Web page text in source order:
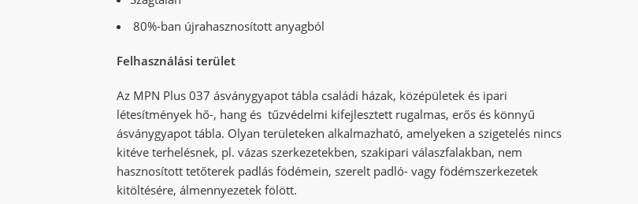
80%-ban újrahasznosított anyagból
Felhasználási terület
Az MPN Plus 037 ásványgyapot tábla családi házak, középületek és ipari
létesítmények hő-, hang és tűzvédelmi kifejlesztett rugalmas, erős és könnyű
ásványgyapot tábla. Olyan területeken alkalmazható, amelyeken a szigetelés nincs
kitéve terhelésnek, pl. vázas szerkezetekben, szakipari válaszfalakban, nem
hasznosított tetőterek padlás födémein, szerelt padló- vagy födémszerkezetek
kitöltésére, álmennyezetek fölött.